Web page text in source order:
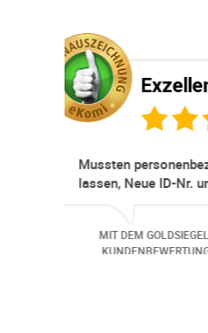
Auch aus
EINZEL-
UM 13:57.